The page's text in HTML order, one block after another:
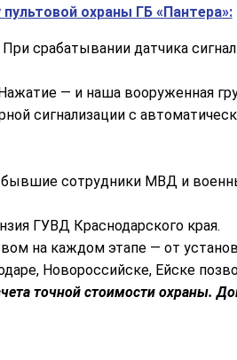
пультовой охраны ГБ «Пантера»:
срабатывании датчика
— и наша вооруженная
сигнализации с
сотрудники МВД и
ГУВД Краснодарского края.
на каждом этапе — от
Новороссийске, Ейске
точной стоимости охраны.